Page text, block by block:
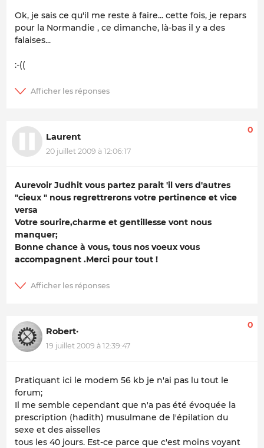
Ok, je sais ce qu'il me reste à faire... cette fois, je repars
pour la Normandie , ce dimanche, là-bas il y a des
falaises...
:-((
Laurent
20 juillet 2009 à 12:06:17
0
Aurevoir Judhit vous partez parait 'il vers d'autres
"cieux " nous regrettrerons votre pertinence et vice
versa
Votre sourire,charme et gentillesse vont nous
manquer;
Bonne chance à vous, tous nos voeux vous
accompagnent .Merci pour tout !
Robert·
19 juillet 2009 à 12:39:47
0
Pratiquant ici le modem 56 kb je n'ai pas lu tout le
forum;
Il me semble cependant que n'a pas été évoquée la
prescription (hadith) musulmane de l'épilation du
sexe et des aisselles
tous les 40 jours. Est-ce parce que c'est moins voyant